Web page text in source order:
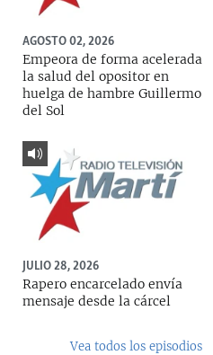
AGOSTO 02, 2026
Empeora de forma acelerada
la salud del opositor en
huelga de hambre Guillermo
del Sol
JULIO 28, 2026
Rapero encarcelado envía
mensaje desde la cárcel
Vea todos los episodios